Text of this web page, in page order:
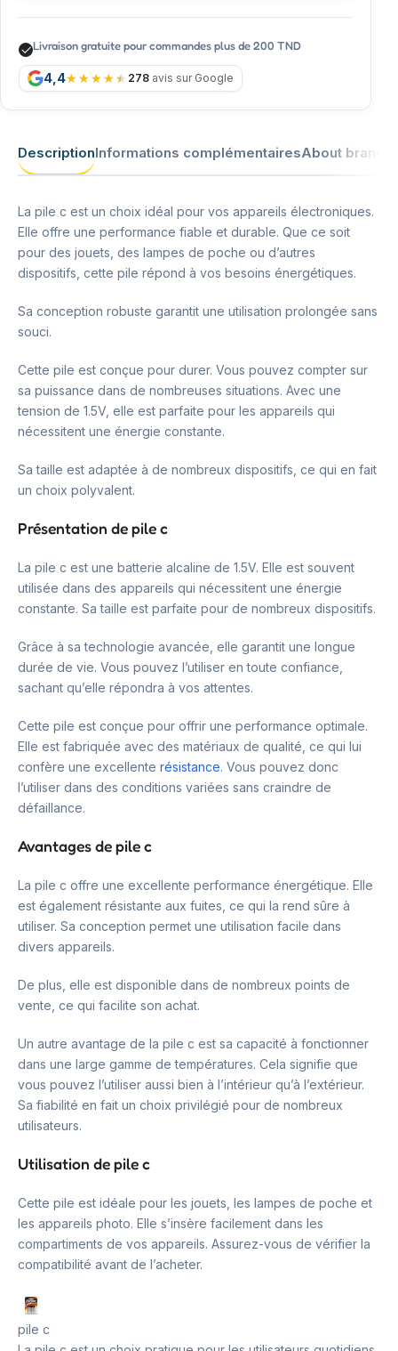
Livraison gratuite pour commandes plus de 200 TND
4,4 278 avis sur Google
DescriptionInformations complémentairesAbout brand
La pile c est un choix idéal pour vos appareils électroniques.
Elle offre une performance fiable et durable. Que ce soit
pour des jouets, des lampes de poche ou d’autres
dispositifs, cette pile répond à vos besoins énergétiques.
Sa conception robuste garantit une utilisation prolongée sans
souci.
Cette pile est conçue pour durer. Vous pouvez compter sur
sa puissance dans de nombreuses situations. Avec une
tension de 1.5V, elle est parfaite pour les appareils qui
nécessitent une énergie constante.
Sa taille est adaptée à de nombreux dispositifs, ce qui en fait
un choix polyvalent.
Présentation de pile c
La pile c est une batterie alcaline de 1.5V. Elle est souvent
utilisée dans des appareils qui nécessitent une énergie
constante. Sa taille est parfaite pour de nombreux dispositifs.
Grâce à sa technologie avancée, elle garantit une longue
durée de vie. Vous pouvez l’utiliser en toute confiance,
sachant qu’elle répondra à vos attentes.
Cette pile est conçue pour offrir une performance optimale.
Elle est fabriquée avec des matériaux de qualité, ce qui lui
confère une excellente résistance. Vous pouvez donc
l’utiliser dans des conditions variées sans craindre de
défaillance.
Avantages de pile c
La pile c offre une excellente performance énergétique. Elle
est également résistante aux fuites, ce qui la rend sûre à
utiliser. Sa conception permet une utilisation facile dans
divers appareils.
De plus, elle est disponible dans de nombreux points de
vente, ce qui facilite son achat.
Un autre avantage de la pile c est sa capacité à fonctionner
dans une large gamme de températures. Cela signifie que
vous pouvez l’utiliser aussi bien à l’intérieur qu’à l’extérieur.
Sa fiabilité en fait un choix privilégié pour de nombreux
utilisateurs.
Utilisation de pile c
Cette pile est idéale pour les jouets, les lampes de poche et
les appareils photo. Elle s’insère facilement dans les
compartiments de vos appareils. Assurez-vous de vérifier la
compatibilité avant de l’acheter.
pile c